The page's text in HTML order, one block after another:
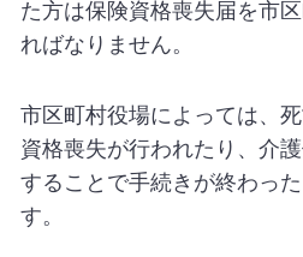
た方は保険資格喪失届を市
ればなりません。
市区町村役場によっては、
資格喪失が行われたり、介
することで手続きが終わっ
す。